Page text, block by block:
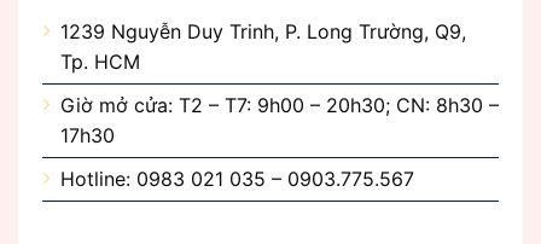
1239 Nguyễn Duy Trinh, P. Long Trường, Q9,
Tp. HCM
Giờ mở cửa: T2 – T7: 9h00 – 20h30; CN: 8h30 –
17h30
Hotline: 0983 021 035 – 0903.775.567